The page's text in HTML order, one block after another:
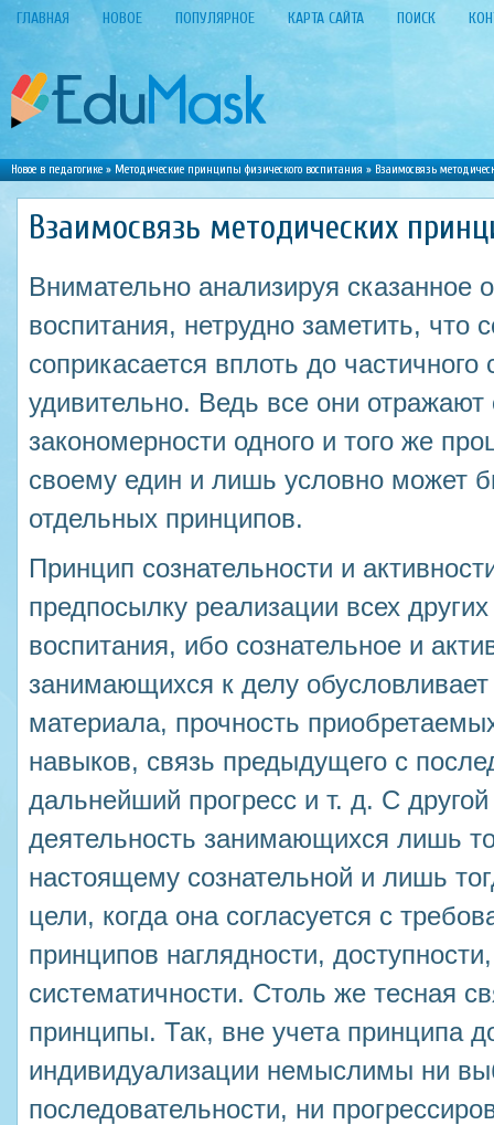
ГЛАВНАЯ НОВОЕ ПОПУЛЯРНОЕ КАРТА САЙТА ПОИСК
Новое в педагогике»Методические принципы физического воспитания» Взаимосвязь
Взаимосвязь методических
Внимательно анализируя сказанное
воспитания, нетрудно заметить, что
соприкасается вплоть до
удивительно. Ведь все они
закономерности одного и того же
своему един и лишь условно может
отдельных принципов.
Принцип сознательности и
предпосылку реализации всех
воспитания, ибо сознательное и
занимающихся к делу обусловливает
материала, прочность
навыков, связь предыдущего с
дальнейший прогресс и т. д. С
деятельность занимающихся лишь
настоящему сознательной и лишь
цели, когда она согласуется с
принципов наглядности,
систематичности. Столь же тесная
принципы. Так, вне учета принципа
индивидуализации немыслимы ни
последовательности, ни